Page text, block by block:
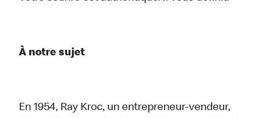
À notre sujet
En 1954, Ray Kroc, un entrepreneur-vendeur,